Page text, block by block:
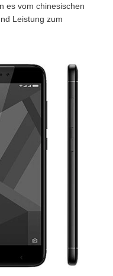
es vom chinesischen
Leistung zum